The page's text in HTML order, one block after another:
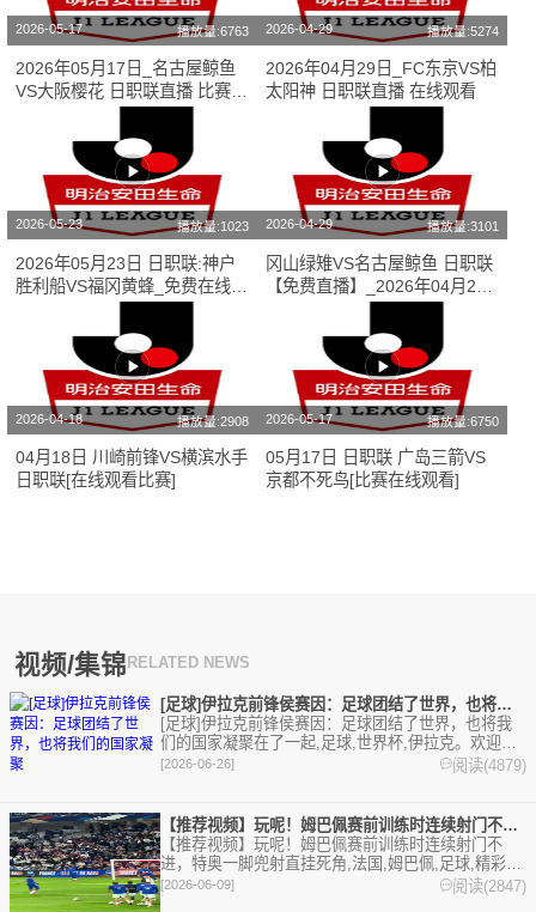
2026-05-17 播放量:6763
2026年05月17日_名古屋鲸鱼
VS大阪樱花 日职联直播 比赛在
2026-04-29 播放量:5274
2026年04月29日_FC东京VS柏
太阳神 日职联直播 在线观看
2026-05-23 播放量:1023
2026年05月23日 日职联:神户
胜利船VS福冈黄蜂_免费在线直
2026-04-29 播放量:3101
冈山绿雉VS名古屋鲸鱼 日职联
【免费直播】_2026年04月29
2026-04-18 播放量:2908
04月18日 川崎前锋VS横滨水手
日职联[在线观看比赛]
2026-05-17 播放量:6750
05月17日 日职联 广岛三箭VS
京都不死鸟[比赛在线观看]
视频/集锦 RELATED NEWS
[足球]伊拉克前锋侯赛因：足球团结了世界，也将我们的国家凝聚
[足球]伊拉克前锋侯赛因：足球团结了世界，也将我
们的国家凝聚在了一起,足球,世界杯,伊拉克。欢迎收
藏本站，24小时为你更新最新的足球，篮球体育资
[2026-06-26] 阅读(4879)
【推荐视频】玩呢！姆巴佩赛前训练时连续射门不进，特奥一脚兜射
【推荐视频】玩呢！姆巴佩赛前训练时连续射门不
进，特奥一脚兜射直挂死角,法国,姆巴佩,足球,精彩体
育剪辑视频在线播放。本站提供最全的篮球视频足球
视频,集锦,录像。
[2026-06-09] 阅读(2847)